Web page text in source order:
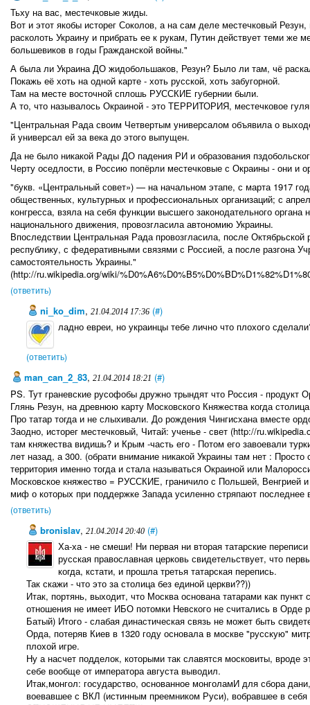
Тьху на вас, местечковые жиды.
Вот и этот якобы исторег Соколов, а на сам деле местечковый
расколоть Украину и прибрать ее к рукам, Путин действует теми же
большевиков в годы Гражданской войны."
А была ли Украина ДО жидобольшаков, Резун? Было ли там, чё
Покажь её хоть на одной карте - хоть русской, хоть забугорной.
Там на месте восточной сплошь РУССКИЕ губернии были.
А то, что называлось Окраиной - это ТЕРРИТОРИЯ, местечковое
"Центральная Рада своим Четвертым универсалом объявила о
й универсал ей за века до этого выпущен.
Да не было никакой Рады ДО падения РИ и образования
Черту оседлости, в Россию попёрли местечковые с Окраины - они и
"букв. «Центральный совет») — на начальном этапе, с марта 1917
общественных, культурных и профессиональных организаций; с
конгресса, взяла на себя функции высшего законодательного органа
национального движения, провозгласила автономию Украины.
Впоследствии Центральная Рада провозгласила, после
республику, с федеративными связями с Россией, а после разгона
самостоятельность Украины."
(http://ru.wikipedia.org/wiki/
(ответить)
ni_ko_dim, 21.04.2014 17:36 (#)
ладно евреи, но украинцы тебе лично что плохого
(ответить)
man_can_2_83, 21.04.2014 18:21 (#)
PS. Тут граневские русофобы дружно трындят что Россия - продукт
Глянь Резун, на древнюю карту Московского Княжества когда
Про татар тогда и не слыхивали. До рождения Чингисхана вместе
Заодно, исторег местечковый, Читай: ученье - свет (http://
там княжества видишь? и Крым -часть его - Потом его завоевали
лет назад, а 300. (обрати внимание никакой Украины там нет :
территория именно тогда и стала называться Окраиной или
Московское княжество = РУССКИЕ, граничило с Польшей, Венгрией
миф о которых при поддержке Запада усиленно стряпают последнее
(ответить)
bronislav, 21.04.2014 20:40 (#)
Ха-ха - не смеши! Ни первая ни вторая татарские
русская православная церковь свидетельствует, что
когда, кстати, и прошла третья татарская перепись.
Так скажи - что это за столица без единой церкви??))
Итак, портянь, выходит, что Москва основана татарами как пункт
отношения не имеет ИБО потомки Невского не считались в Орде
Батый) Итого - слабая династическая связь не может быть
Орда, потеряв Киев в 1320 году основала в москве "русскую"
плохой игре.
Ну а насчет подделок, которыми так славятся московиты, вроде
себе вообще от императора августа выводил.
Итак,монгол: государство, основанное монголамИ для сбора
воевавшее с ВКЛ (истинным преемником Руси), вобравшее в